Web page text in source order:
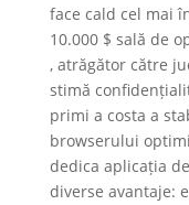
face cald cel mai
10.000 $ sală de
, atrăgător către
stimă
primi a costa a
browserului
dedica aplicația
diverse avantaje: